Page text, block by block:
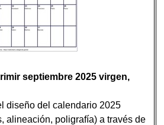
septiembre 2025 virgen,
diseño del calendario 2025
alineación, poligrafía) a través de